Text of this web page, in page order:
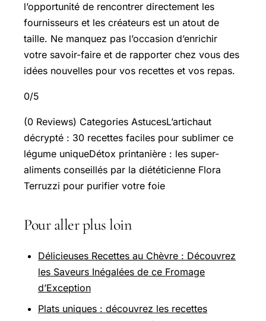
l’opportunité de rencontrer directement les
fournisseurs et les créateurs est un atout de
taille. Ne manquez pas l’occasion d’enrichir
votre savoir-faire et de rapporter chez vous des
idées nouvelles pour vos recettes et vos repas.
0/5
(0 Reviews) Categories AstucesL’artichaut
décrypté : 30 recettes faciles pour sublimer ce
légume uniqueDétox printanière : les super-
aliments conseillés par la diététicienne Flora
Terruzzi pour purifier votre foie
Pour aller plus loin
Délicieuses Recettes au Chèvre : Découvrez
les Saveurs Inégalées de ce Fromage
d’Exception
Plats uniques : découvrez les recettes